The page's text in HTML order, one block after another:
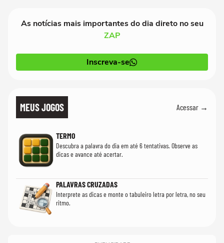
As notícias mais importantes do dia direto no seu
ZAP
Inscreva-se
MEUS JOGOS Acessar →
TERMO
Descubra a palavra do dia em até 6 tentativas. Observe as
dicas e avance até acertar.
PALAVRAS CRUZADAS
Interprete as dicas e monte o tabuleiro letra por letra, no seu
ritmo.